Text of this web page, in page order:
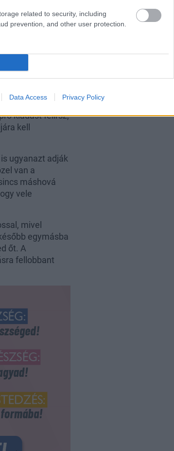
related to security, including
prevention, and other user protection.
Data Access Privacy Policy
egy idő után
előtti
a munkában és
boldogságot.
kiadást felírsz,
kell
ugyanazt adják
van a
máshová
vele
mivel
egymásba
őt. A
fellobbant